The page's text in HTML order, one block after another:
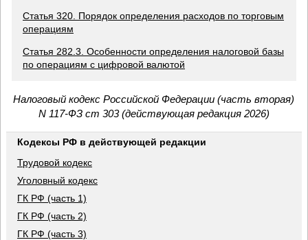
Статья 320. Порядок определения расходов по торговым
операциям
Статья 282.3. Особенности определения налоговой базы
по операциям с цифровой валютой
Налоговый кодекс Российской Федерации (часть вторая)
N 117-ФЗ ст 303 (действующая редакция 2026)
Кодексы РФ в действующей редакции
Трудовой кодекс
Уголовный кодекс
ГК РФ (часть 1)
ГК РФ (часть 2)
ГК РФ (часть 3)